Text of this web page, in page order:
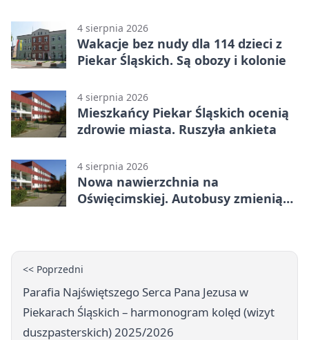
4 sierpnia 2026
Wakacje bez nudy dla 114 dzieci z
Piekar Śląskich. Są obozy i kolonie
4 sierpnia 2026
Mieszkańcy Piekar Śląskich ocenią
zdrowie miasta. Ruszyła ankieta
4 sierpnia 2026
Nowa nawierzchnia na
Oświęcimskiej. Autobusy zmienią
<< Poprzedni
Parafia Najświętszego Serca Pana Jezusa w
Piekarach Śląskich – harmonogram kolęd (wizyt
duszpasterskich) 2025/2026